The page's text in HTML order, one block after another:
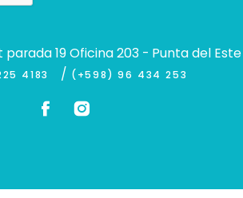
19 Oficina 203 - Punta del Este
4183 / (+598) 96 434 253